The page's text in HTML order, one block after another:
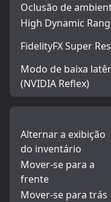
Oclusão de
High Dynamic
FidelityFX Super
Modo de baixa
(NVIDIA Reflex)
Alternar a exibição
do inventário
Mover-se para a
frente
Mover-se para trás